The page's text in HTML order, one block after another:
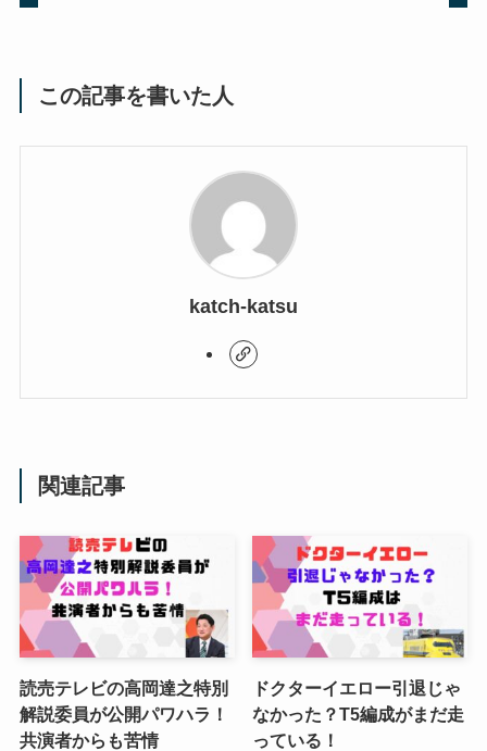
この記事を書いた人
katch-katsu
関連記事
読売テレビの高岡達之特別
解説委員が公開パワハラ！
共演者からも苦情
ドクターイエロー引退じゃ
なかった？T5編成がまだ走
っている！